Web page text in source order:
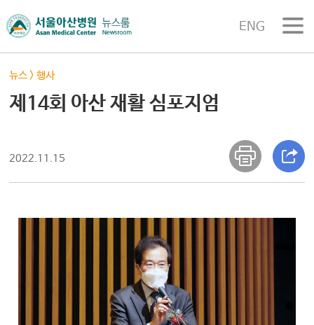
ENG
뉴스 >행사
제14회 아산 재활 심포지엄
2022.11.15